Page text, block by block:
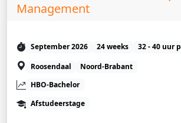
Management
September 2026 24 weeks
32 - 40 uur
Roosendaal
Noord-Brabant
HBO-Bachelor
Afstudeerstage